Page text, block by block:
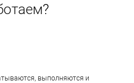
?
выполняются и